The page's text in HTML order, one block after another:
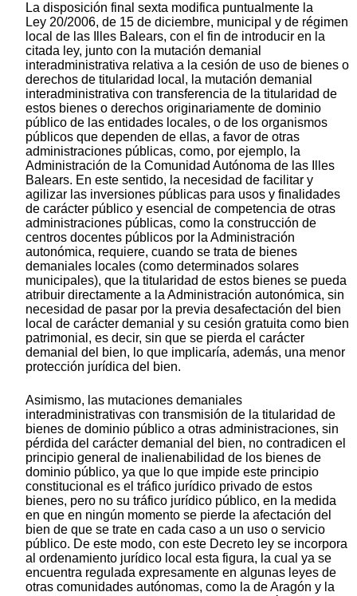
La disposición final sexta modifica puntualmente la
Ley 20/2006, de 15 de diciembre, municipal y de régimen
local de las Illes Balears, con el fin de introducir en la
citada ley, junto con la mutación demanial
interadministrativa relativa a la cesión de uso de bienes o
derechos de titularidad local, la mutación demanial
interadministrativa con transferencia de la titularidad de
estos bienes o derechos originariamente de dominio
público de las entidades locales, o de los organismos
públicos que dependen de ellas, a favor de otras
administraciones públicas, como, por ejemplo, la
Administración de la Comunidad Autónoma de las Illes
Balears. En este sentido, la necesidad de facilitar y
agilizar las inversiones públicas para usos y finalidades
de carácter público y esencial de competencia de otras
administraciones públicas, como la construcción de
centros docentes públicos por la Administración
autonómica, requiere, cuando se trata de bienes
demaniales locales (como determinados solares
municipales), que la titularidad de estos bienes se pueda
atribuir directamente a la Administración autonómica, sin
necesidad de pasar por la previa desafectación del bien
local de carácter demanial y su cesión gratuita como bien
patrimonial, es decir, sin que se pierda el carácter
demanial del bien, lo que implicaría, además, una menor
protección jurídica del bien.
Asimismo, las mutaciones demaniales
interadministrativas con transmisión de la titularidad de
bienes de dominio público a otras administraciones, sin
pérdida del carácter demanial del bien, no contradicen el
principio general de inalienabilidad de los bienes de
dominio público, ya que lo que impide este principio
constitucional es el tráfico jurídico privado de estos
bienes, pero no su tráfico jurídico público, en la medida
en que en ningún momento se pierde la afectación del
bien de que se trate en cada caso a un uso o servicio
público. De este modo, con este Decreto ley se incorpora
al ordenamiento jurídico local esta figura, la cual ya se
encuentra regulada expresamente en algunas leyes de
otras comunidades autónomas, como la de Aragón y la